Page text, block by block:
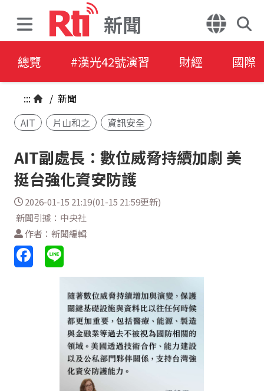
新聞
總覽 #漢光42號演習 財經 國際
::: / 新聞
AIT
片山和之 資訊安全
AIT副處長：數位威脅持續加劇 美
挺台強化資安防護
2026-01-15 21:19(01-15 21:59更新)
新聞引據：中央社
作者：新聞編輯